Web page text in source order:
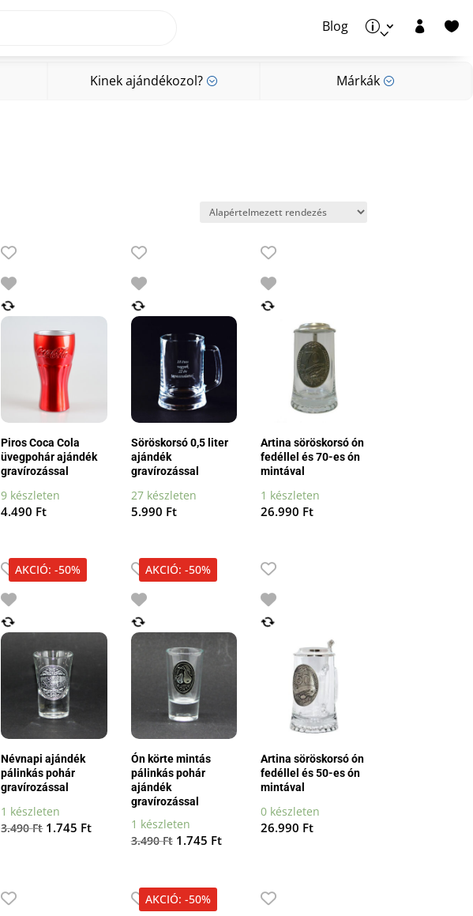
Blog p  
Kinek ajándékozol? ; Márkák ;
Márkák;
Piros Coca Cola
üvegpohár ajándék
gravírozással
9 készleten
4.490 Ft
Söröskorsó 0,5 liter
ajándék
gravírozással
27 készleten
5.990 Ft
Artina söröskorsó ón
fedéllel és 70-es ón
mintával
1 készleten
26.990 Ft
AKCIÓ: -50%
Névnapi ajándék
pálinkás pohár
gravírozással
1 készleten
3.490Ft Original
1.745 FtCurrent
AKCIÓ: -50%
Ón körte mintás
pálinkás pohár
ajándék
gravírozással
1 készleten
3.490Ft Original
1.745 FtCurrent
Artina söröskorsó ón
fedéllel és 50-es ón
mintával
0 készleten
26.990 Ft
AKCIÓ: -50%